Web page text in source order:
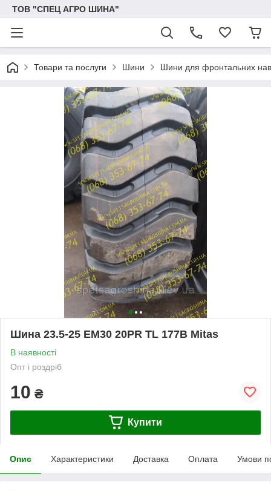
ТОВ "СПЕЦ АГРО ШИНА"
Товари та послуги Шини Шини для фронтальних
Шина 23.5-25 EM30 20PR TL 177B Mitas
В наявності
Опт і роздріб
10 ₴
Купити
Опис Характеристики Доставка Оплата Умови